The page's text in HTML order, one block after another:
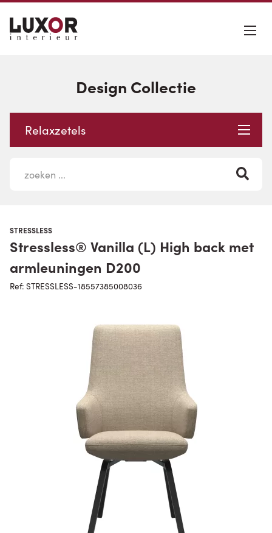
Design Collectie
Relaxzetels
STRESSLESS
Stressless® Vanilla (L) High back met
armleuningen D200
Ref: STRESSLESS-18557385008036